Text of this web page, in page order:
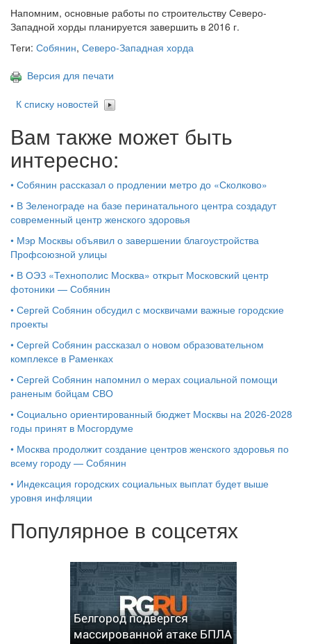
Напомним, основные работы по строительству Северо-
Западной хорды планируется завершить в 2016 г.
Теги: Собянин, Северо-Западная хорда
Версия для печати
К списку новостей
Вам также может быть
интересно:
• Собянин рассказал о продлении метро до «Сколково»
• В Зеленограде на базе перинатального центра создадут
современный центр женского здоровья
• Мэр Москвы объявил о завершении благоустройства
Профсоюзной улицы
• В ОЭЗ «Технополис Москва» открыт Московский центр
фотоники — Собянин
• Сергей Собянин обсудил с москвичами важные городские
проекты
• Сергей Собянин рассказал о новом образовательном
комплексе в Раменках
• Сергей Собянин напомнил о мерах социальной помощи
раненым бойцам СВО
• Социально ориентированный бюджет Москвы на 2026-2028
годы принят в Мосгордуме
• Москва продолжит создание центров женского здоровья по
всему городу — Собянин
• Индексация городских социальных выплат будет выше
уровня инфляции
Популярное в соцсетях
Белгород подвергся
массированной атаке БПЛА